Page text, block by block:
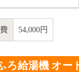
54,000円
ろ給湯機 オー